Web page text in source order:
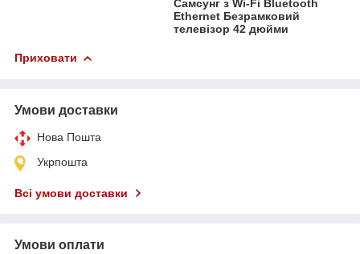
Самсунг з Wi-Fi Bluetooth
Ethernet Безрамковий
телевізор 42 дюйми
Приховати
Умови доставки
Нова Пошта
Укрпошта
Всі умови доставки
Умови оплати